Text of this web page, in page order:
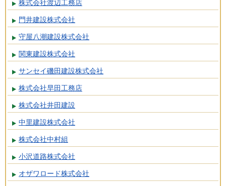
株式会社渡辺工務店
門井建設株式会社
守屋八潮建設株式会社
関東建設株式会社
サンセイ磯田建設株式会社
株式会社早田工務店
株式会社井田建設
中里建設株式会社
株式会社中村組
小沢道路株式会社
オザワロード株式会社